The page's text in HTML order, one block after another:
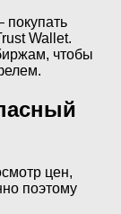
покупать
Wallet.
чтобы
цен,
поэтому